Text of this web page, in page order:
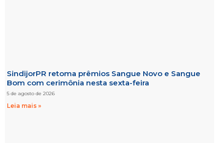
SindijorPR retoma prêmios Sangue Novo e Sangue
Bom com cerimônia nesta sexta-feira
5 de agosto de 2026
Leia mais »